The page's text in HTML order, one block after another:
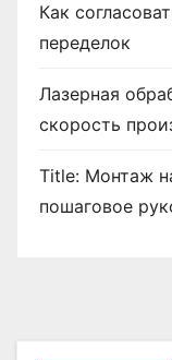
Как
переделок
Лазерная
скорость
Title: Монтаж
пошаговое